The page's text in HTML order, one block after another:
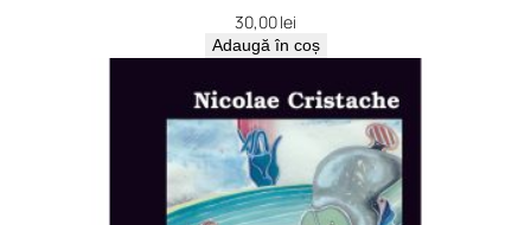
30,00lei
Adaugă în coș